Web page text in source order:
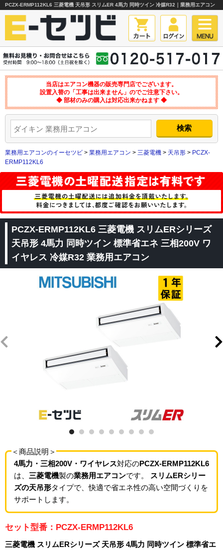
PCZX-ERMP112KL6 三菱電機 天吊形 スリムER 4馬力 同時ツイン 冷媒R32｜業務用エアコン
当店はエアコン機器の販売専門店でございます。
設置入替の「工事は出来ません」のでご注意下さい。
◆ 部材のみの購入は対応出来かねます ◆
業務用エアコンのイーセツビ > 業務用エアコン > 三菱電機 > 天吊形 > PCZX-
ERMP112KL6
PCZX-ERMP112KL6 三菱電機 スリムERシリーズ
天吊形 4馬力 同時ツイン 標準省エネ 三相200V ワ
イヤレス 冷媒R32 業務用エアコン
＜商品説明＞
4馬力・三相200V・ワイヤレス対応のPCZX-ERMP112KL6
は、 三菱電機製の業務用エアコンです。
スリムERシリー
ズの天吊形タイプで、快適で省エネ性の高い空間づくりを
サポートします。
セット型番：PCZX-ERMP112KL6
三菱電機 スリムERシリーズ 天吊形 4馬力 同時ツイン 標準省エ